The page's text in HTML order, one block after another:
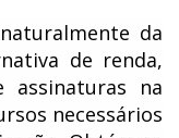
da
de renda,
assinaturas na
necessários